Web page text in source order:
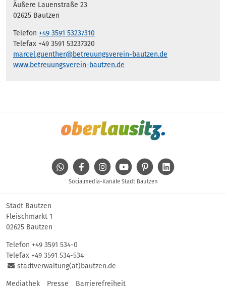
Äußere Lauenstraße 23
02625 Bautzen
Telefon +49 3591 53237310
Telefax +49 3591 53237320
marcel.guenther@betreuungsverein-bautzen.de
www.betreuungsverein-bautzen.de
WhatsAppFacebookInstagramYoutube Pinterest
Socialmedia-Kanäle Stadt Bautzen
Stadt Bautzen
Fleischmarkt 1
02625 Bautzen
Telefon +49 3591 534-0
Telefax +49 3591 534-534
stadtverwaltung(at)bautzen.de
Mediathek Presse Barrierefreiheit